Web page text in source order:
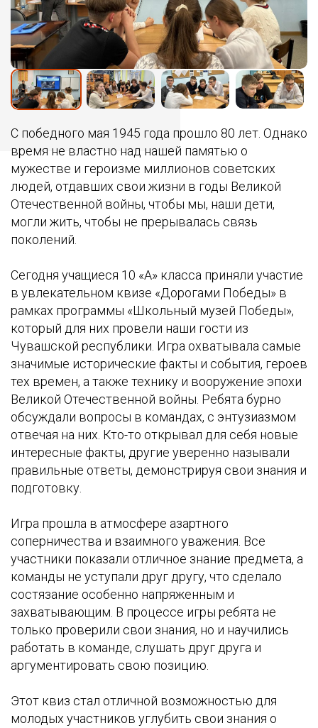
С победного мая 1945 года прошло 80 лет. Однако
время не властно над нашей памятью о
мужестве и героизме миллионов советских
людей, отдавших свои жизни в годы Великой
Отечественной войны, чтобы мы, наши дети,
могли жить, чтобы не прерывалась связь
поколений.
Сегодня учащиеся 10 «А» класса приняли участие
в увлекательном квизе «Дорогами Победы» в
рамках программы «Школьный музей Победы»,
который для них провели наши гости из
Чувашской республики. Игра охватывала самые
значимые исторические факты и события, героев
тех времен, а также технику и вооружение эпохи
Великой Отечественной войны. Ребята бурно
обсуждали вопросы в командах, с энтузиазмом
отвечая на них. Кто-то открывал для себя новые
интересные факты, другие уверенно называли
правильные ответы, демонстрируя свои знания и
подготовку.
Игра прошла в атмосфере азартного
соперничества и взаимного уважения. Все
участники показали отличное знание предмета, а
команды не уступали друг другу, что сделало
состязание особенно напряженным и
захватывающим. В процессе игры ребята не
только проверили свои знания, но и научились
работать в команде, слушать друг друга и
аргументировать свою позицию.
Этот квиз стал отличной возможностью для
молодых участников углубить свои знания о